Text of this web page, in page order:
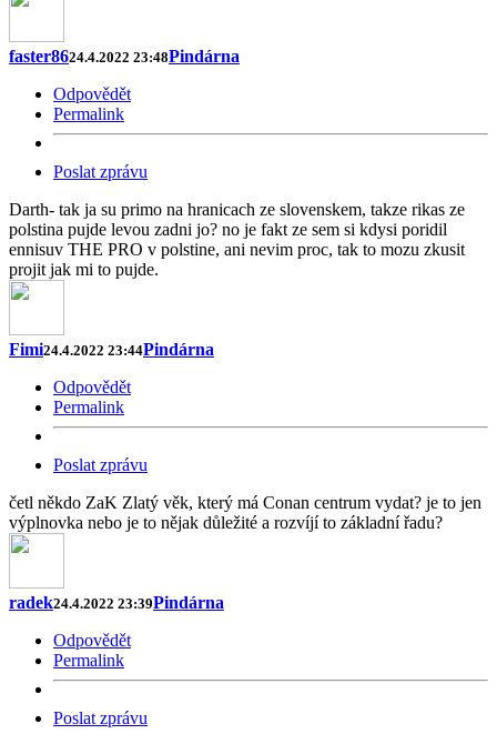
faster8624.4.2022 23:48Pindárna
Odpovědět
Permalink
Poslat zprávu
Darth- tak ja su primo na hranicach ze slovenskem, takze rikas ze
polstina pujde levou zadni jo? no je fakt ze sem si kdysi poridil
ennisuv THE PRO v polstine, ani nevim proc, tak to mozu zkusit
projit jak mi to pujde.
Fimi24.4.2022 23:44Pindárna
Odpovědět
Permalink
Poslat zprávu
četl někdo ZaK Zlatý věk, který má Conan centrum vydat? je to jen
výplnovka nebo je to nějak důležité a rozvíjí to základní řadu?
radek24.4.2022 23:39Pindárna
Odpovědět
Permalink
Poslat zprávu